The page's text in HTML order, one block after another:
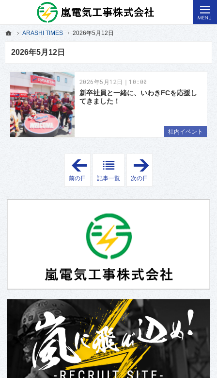
ARASHI TIMES 2026年5月12日
2026年5月12日
福島県いわき市の電気工事・原子力発電所・火力発電所の電気計装工事なら嵐電気
いわき市の電気工事・火力発電所の電気計装工事なら嵐電気
社内イベント
2026年5月12日｜10:00
新卒社員と一緒に、いわきFCを応援し
てきました！
5
1
日
」
前の日 記事一覧
5
次の日
ホーム
ARASHI TIMES 2026年5月12日